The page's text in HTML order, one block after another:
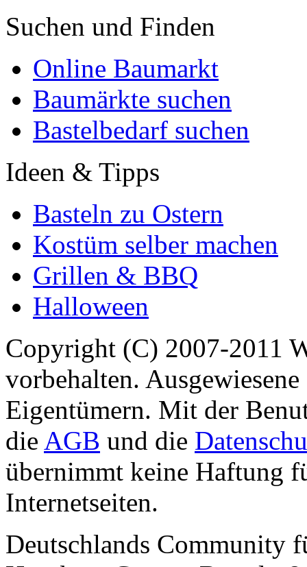
Suchen und Finden
Online Baumarkt
Baumärkte suchen
Bastelbedarf suchen
Ideen & Tipps
Basteln zu Ostern
Kostüm selber machen
Grillen & BBQ
Halloween
Copyright (C) 2007-2011
vorbehalten.
Eigentümern. Mit der
die AGB und die
übernimmt keine Haftung
Internetseiten.
Deutschlands Community